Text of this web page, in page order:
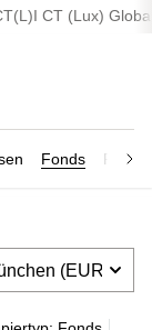
CT (Lux)
Fonds